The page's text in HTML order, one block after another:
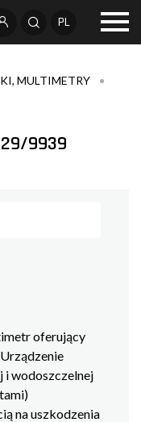
PL
MULTIMETRY
9939
oferujący
i wodoszczelnej
na uszkodzenia